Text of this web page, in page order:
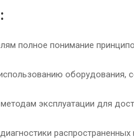
полное понимание
оборудования,
эксплуатации для